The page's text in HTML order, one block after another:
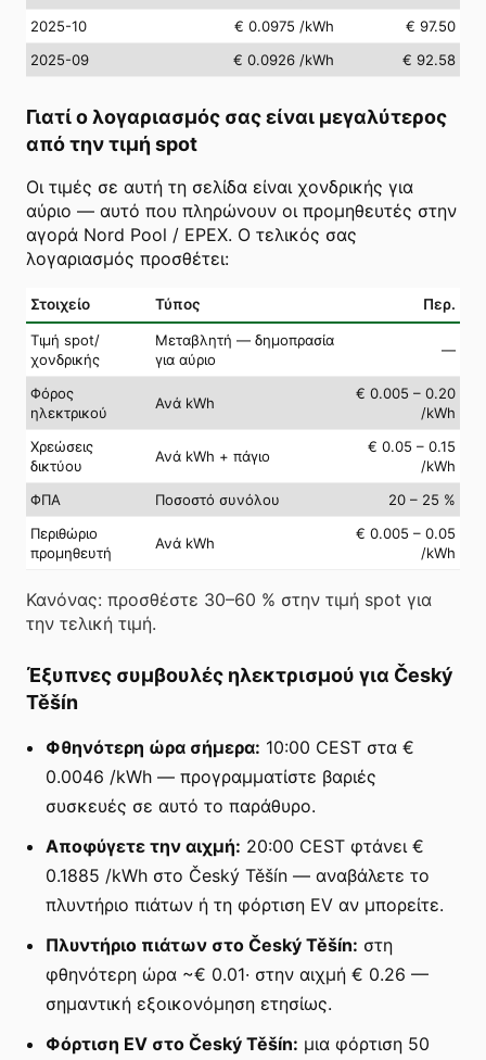
2025-10
€ 0.0975 /kWh
€ 97.50
2025-09
€ 0.0926 /kWh € 92.58
Γιατί ο λογαριασμός σας είναι μεγαλύτερος
από την τιμή spot
Οι τιμές σε αυτή τη σελίδα είναι χονδρικής για
αύριο — αυτό που πληρώνουν οι προμηθευτές στην
αγορά Nord Pool / EPEX. Ο τελικός σας
λογαριασμός προσθέτει:
Στοιχείο Τύπος Περ.
Τιμή spot/
χονδρικής
Μεταβλητή — δημοπρασία
για αύριο
—
Φόρος
ηλεκτρικού
Ανά kWh
€ 0.005 – 0.20
/kWh
Χρεώσεις
δικτύου
Ανά kWh + πάγιο
€ 0.05 – 0.15
/kWh
ΦΠΑ
Ποσοστό συνόλου
20 – 25 %
Περιθώριο
προμηθευτή
Ανά kWh
€ 0.005 – 0.05
/kWh
Κανόνας: προσθέστε 30–60 % στην τιμή spot για
την τελική τιμή.
Έξυπνες συμβουλές ηλεκτρισμού για Český
Těšín
Φθηνότερη ώρα σήμερα: 10:00 CEST στα €
0.0046 /kWh — προγραμματίστε βαριές
συσκευές σε αυτό το παράθυρο.
Αποφύγετε την αιχμή: 20:00 CEST φτάνει €
0.1885 /kWh στο Český Těšín — αναβάλετε το
πλυντήριο πιάτων ή τη φόρτιση EV αν μπορείτε.
Πλυντήριο πιάτων στο Český Těšín: στη
φθηνότερη ώρα ~€ 0.01· στην αιχμή € 0.26 —
σημαντική εξοικονόμηση ετησίως.
Φόρτιση EV στο Český Těšín: μια φόρτιση 50